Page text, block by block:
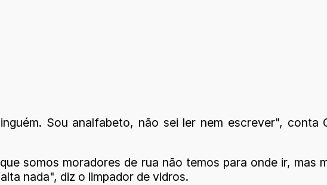
Sou analfabeto, não sei ler nem escrever", conta
somos moradores de rua não temos para onde ir, mas
nada", diz o limpador de vidros.